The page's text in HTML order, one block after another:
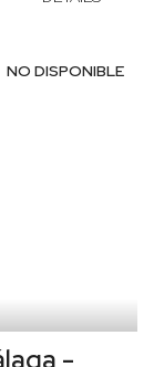
NO DISPONIBLE
-